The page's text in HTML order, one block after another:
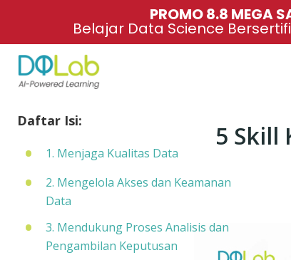
PROMO 8.8 MEGA
Belajar Data Science
5 Skill
Daftar Isi:
1. Menjaga Kualitas Data
2. Mengelola Akses dan Keamanan
Data
3. Mendukung Proses Analisis dan
Pengambilan Keputusan